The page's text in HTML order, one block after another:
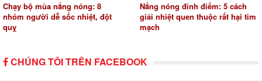
Chạy bộ mùa nắng nóng: 8
nhóm người dễ sốc nhiệt, đột
quỵ
Nắng nóng đỉnh điểm: 5 cách
giải nhiệt quen thuộc rất hại tim
mạch
CHÚNG TÔI TRÊN FACEBOOK